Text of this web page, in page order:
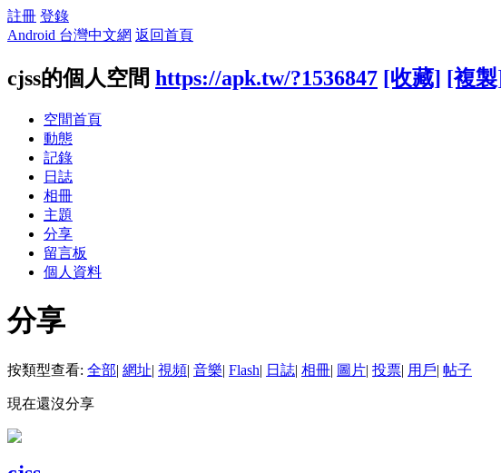
註冊 登錄
Android 台灣中文網 返回首頁
cjss的個人空間 https://apk.tw/?1536847 [收藏] [複
空間首頁
動態
記錄
日誌
相冊
主題
分享
留言板
個人資料
分享
按類型查看: 全部| 網址| 視頻| 音樂| Flash| 日誌| 相冊| 圖片| 投票| 用戶| 帖子
現在還沒分享